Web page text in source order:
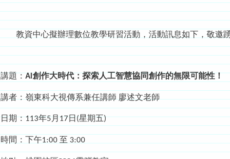
教資中心擬辦理數位教學研習活動，活動訊息如下，敬邀踴
講題： AI 創作大時代：探索人工智慧協同創作的無限可能性！
講者：嶺東科大視傳系兼任講師 廖述文老師
日期：113年5月17日(星期五)
時間：下午1:00 至 3:00